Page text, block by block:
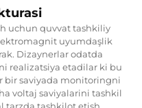
uchun quvvat tashkiliy
uyumdaşlik
Dizaynerlar odatda
realizatsiya etadilar ki bu
bir saviyada monitoringni
voltaj saviyalarini tashkil
tarzda tashkilot etish